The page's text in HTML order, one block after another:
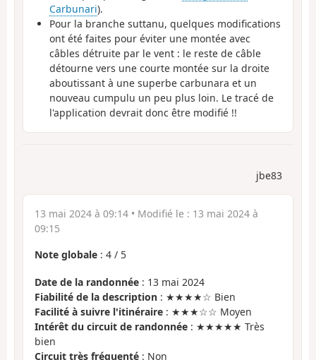
Carbunari).
Pour la branche suttanu, quelques modifications
ont été faites pour éviter une montée avec
câbles détruite par le vent : le reste de câble
détourne vers une courte montée sur la droite
aboutissant à une superbe carbunara et un
nouveau cumpulu un peu plus loin. Le tracé de
l'application devrait donc être modifié !!
jbe83
13 mai 2024 à 09:14 • Modifié le : 13 mai 2024 à
09:15
Note globale : 4 / 5
Date de la randonnée : 13 mai 2024
Fiabilité de la description : ★★★★☆ Bien
Facilité à suivre l'itinéraire : ★★★☆☆ Moyen
Intérêt du circuit de randonnée : ★★★★★ Très
bien
Circuit très fréquenté : Non